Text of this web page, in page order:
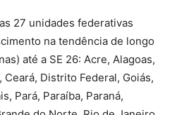
27 unidades federativas
na tendência de longo
até a SE 26: Acre, Alagoas,
Ceará, Distrito Federal, Goiás,
Pará, Paraíba, Paraná,